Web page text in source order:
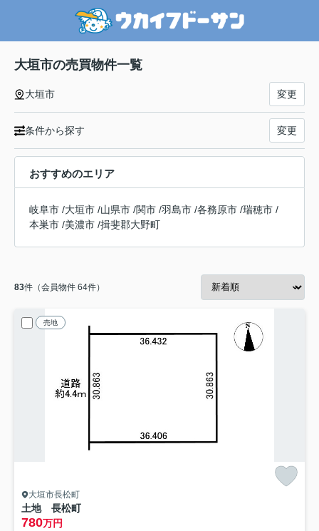
大垣市の売買物件一覧
大垣市 変更
条件から探す 変更
おすすめのエリア
岐阜市 /大垣市 /山県市 /関市 /羽島市 /各務原市 /瑞穂市 /
本巣市 /美濃市 /揖斐郡大野町
83件（会員物件 64件）
売地
大垣市長松町
土地 長松町
780万円